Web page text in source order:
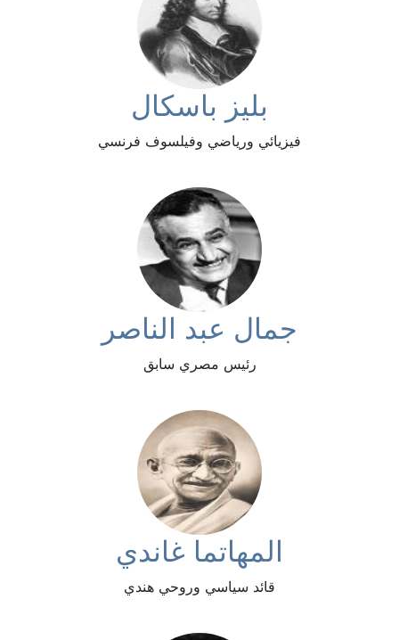
بليز باسكال
فيزيائي ورياضي وفيلسوف فرنسي
جمال عبد الناصر
رئيس مصري سابق
المهاتما غاندي
قائد سياسي وروحي هندي